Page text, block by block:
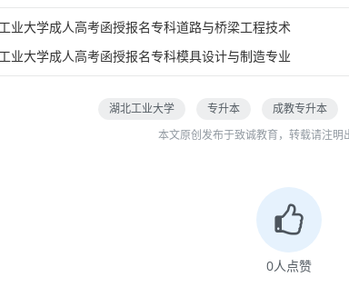
业大学成人高考函授报名专科道路与桥梁工程技术
业大学成人高考函授报名专科模具设计与制造专业
湖北工业大学 专升本 成教专升本
本文原创发布于致诚教育，转载请注明
0人点赞